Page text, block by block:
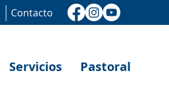
Contacto
Servicios Pastoral